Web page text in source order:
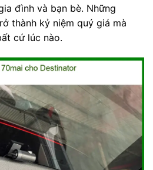
đình và bạn bè. Những
thành kỷ niệm quý giá mà
cứ lúc nào.